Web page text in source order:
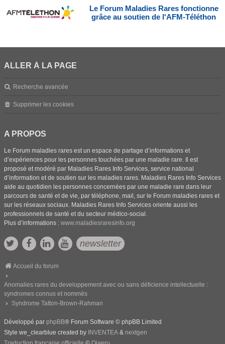
Le Forum Maladies Rares fonctionne
grâce au soutien de l'AFM-Téléthon
ALLER À LA PAGE
Recherche avancée
Supprimer les cookies
A PROPOS
Le Forum maladies rares est un espace de partage d’informations et
d’expériences pour les personnes touchées par une maladie rare. Il est
proposé et modéré par Maladies Rares Info Services, service national
d’information et de soutien sur les maladies rares. Maladies Rares Info Services
aide au quotidien les personnes concernées par une maladie rare dans leur
parcours de santé et de vie, par téléphone, mail, sur le Forum maladies rares et
sur les réseaux sociaux. Maladies Rares Info Services oriente aussi les
professionnels de santé et du secteur médico-social.
Plus d’informations : www.maladiesraresinfo.org
newsletter
Accueil du forum
Anomalies rares du developpement avec ou sans déficience intellectuelle :
syndromes connus et nommés
Syndrome Tatton-Brown-Rahman
Développé par phpBB® Forum Software © phpBB Limited
Style we_clearblue created by INVENTEA & nextgen